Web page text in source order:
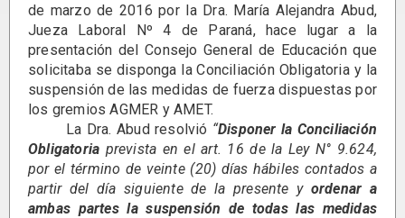
de marzo de 2016 por la Dra. María Alejandra Abud,
Jueza Laboral Nº 4 de Paraná, hace lugar a la
presentación del Consejo General de Educación que
solicitaba se disponga la Conciliación Obligatoria y la
suspensión de las medidas de fuerza dispuestas por
los gremios AGMER y AMET.
La Dra. Abud resolvió “Disponer la Conciliación
Obligatoria prevista en el art. 16 de la Ley N° 9.624,
por el término de veinte (20) días hábiles contados a
partir del día siguiente de la presente y ordenar a
ambas partes la suspensión de todas las medidas